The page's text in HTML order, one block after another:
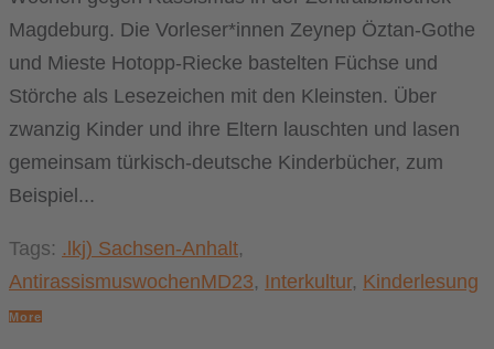
Magdeburg. Die Vorleser*innen Zeynep Öztan-Gothe
und Mieste Hotopp-Riecke bastelten Füchse und
Störche als Lesezeichen mit den Kleinsten. Über
zwanzig Kinder und ihre Eltern lauschten und lasen
gemeinsam türkisch-deutsche Kinderbücher, zum
Beispiel...
Tags: .lkj) Sachsen-Anhalt,
AntirassismuswochenMD23, Interkultur, Kinderlesung
More